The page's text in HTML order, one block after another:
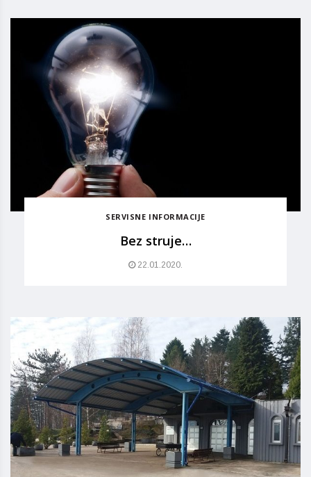
SERVISNE INFORMACIJE
Bez struje…
22.01.2020.